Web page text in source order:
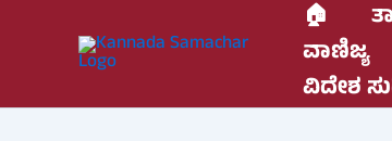
🏠
ವಾಣಿಜ್ಯ
ವಿದೇಶ